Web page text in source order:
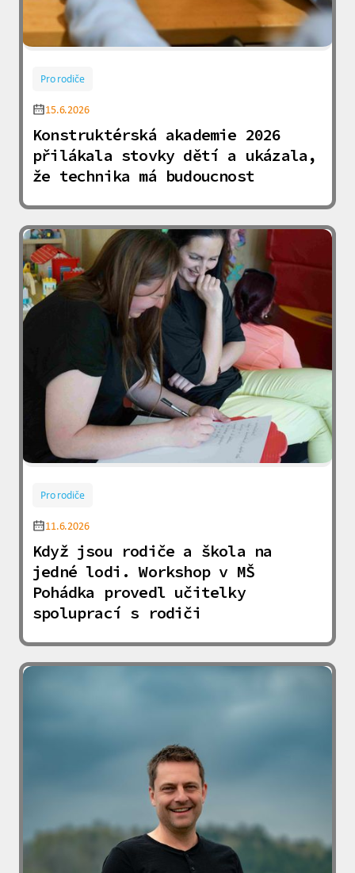
Pro rodiče
15.6.2026
Konstruktérská akademie 2026
přilákala stovky dětí a ukázala,
že technika má budoucnost
Pro rodiče
11.6.2026
Když jsou rodiče a škola na
jedné lodi. Workshop v MŠ
Pohádka provedl učitelky
spoluprací s rodiči